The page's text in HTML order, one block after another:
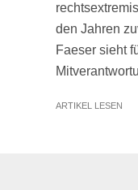
den Jahren
Faeser sieht
ARTIKEL LESEN